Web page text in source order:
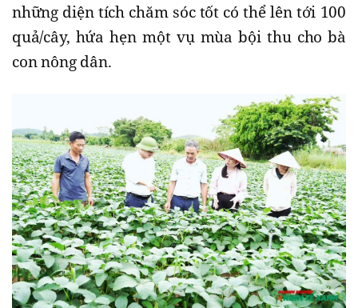
những diện tích chăm sóc tốt có thể lên tới 100
quả/cây, hứa hẹn một vụ mùa bội thu cho bà
con nông dân.